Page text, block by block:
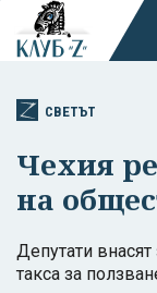
СВЕТЪТ
Чехия
на
Депутати
такса за